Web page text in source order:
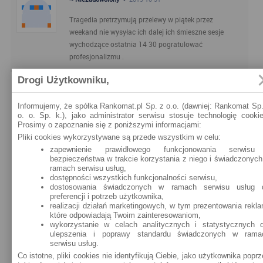
Tragedia pretrzymują przelewy w piątek przez
weekand nie wysyłac ich dalej ich śmieszne sesje
wychodzące ostatnia 14 30 pogratulować
profesjonalizmu .
2 >>
Produkty PKO Bank Polski
Konto za Zero
zysk z konta 600,00
zł/rok, koszty
prowadzenia 0,00
zł/mc
zobacz wszystkie produkty PKO Bank Polski »
Oddziały PKO Bank Polski
Drogi Użytkowniku,
Informujemy, że spółka Rankomat.pl Sp. z o.o. (dawniej: Rankomat
o. o. Sp. k.), jako administrator serwisu stosuje technologię
Prosimy o zapoznanie się z poniższymi informacjami:
Pliki cookies wykorzystywane są przede wszystkim w celu:
zapewnienie prawidłowego funkcjonowania
bezpieczeństwa w trakcie korzystania z niego i
ramach serwisu usług,
dostępności wszystkich funkcjonalności serwisu,
dostosowania świadczonych w ramach serwisu usług
preferencji i potrzeb użytkownika,
realizacji działań marketingowych, w tym prezentowania
które odpowiadają Twoim zainteresowaniom,
wykorzystanie w celach analitycznych i statystycznych
ulepszenia i poprawy standardu świadczonych w
serwisu usług.
Co istotne, pliki cookies nie identyfikują Ciebie, jako użytkownika